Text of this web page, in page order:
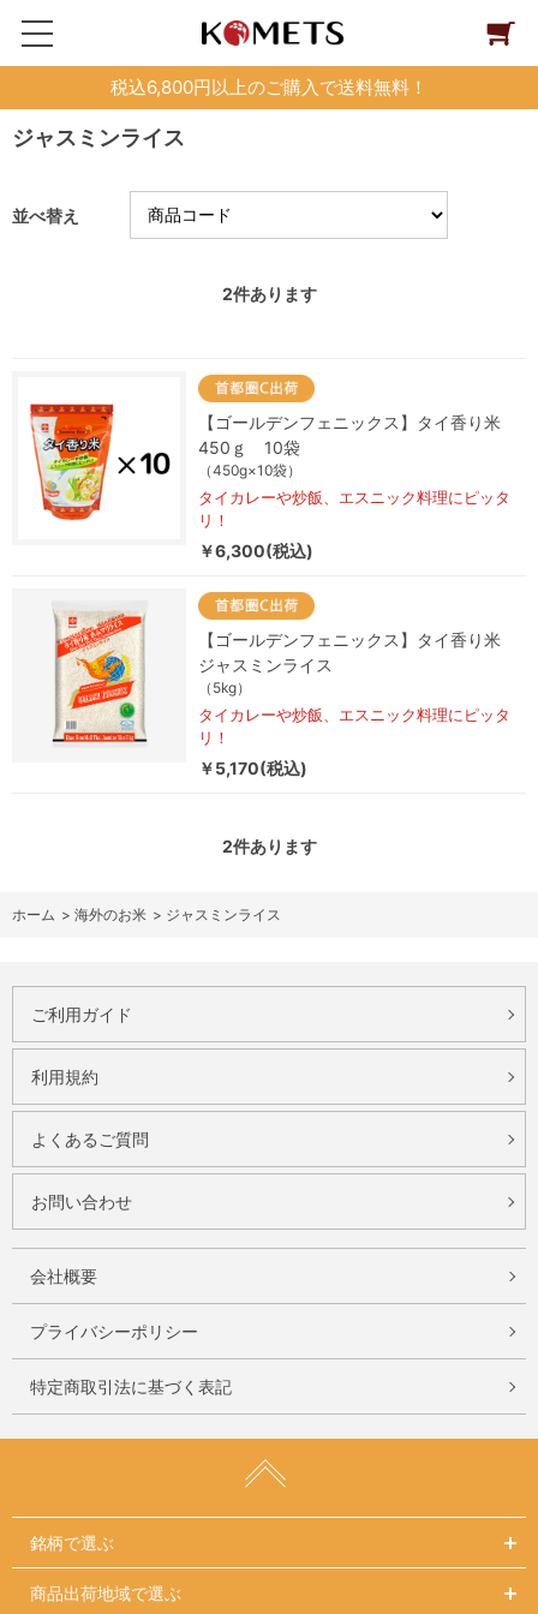
税込6,800円以上のご購入で送料無料！
ジャスミンライス
並べ替え
2件あります
【ゴールデンフェニックス】タイ香り米
450ｇ 10袋
（450g×10袋）
タイカレーや炒飯、エスニック料理にピッタ
リ！
￥6,300(税込)
【ゴールデンフェニックス】タイ香り米
ジャスミンライス
（5kg）
タイカレーや炒飯、エスニック料理にピッタ
リ！
￥5,170(税込)
2件あります
ホーム > 海外のお米 > ジャスミンライス
ご利用ガイド
利用規約
よくあるご質問
お問い合わせ
会社概要
プライバシーポリシー
特定商取引法に基づく表記
銘柄で選ぶ
商品出荷地域で選ぶ